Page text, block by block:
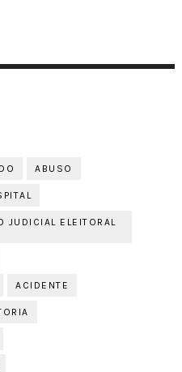
ABUSO
JUDICIAL ELEITORAL
ACIDENTE